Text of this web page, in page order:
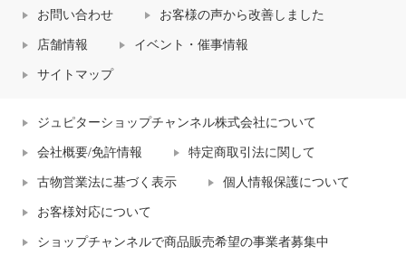
お問い合わせ お客様の声から改善しました
店舗情報 イベント・催事情報
サイトマップ
ジュピターショップチャンネル株式会社について
会社概要/免許情報 特定商取引法に関して
古物営業法に基づく表示 個人情報保護について
お客様対応について
ショップチャンネルで商品販売希望の事業者募集中